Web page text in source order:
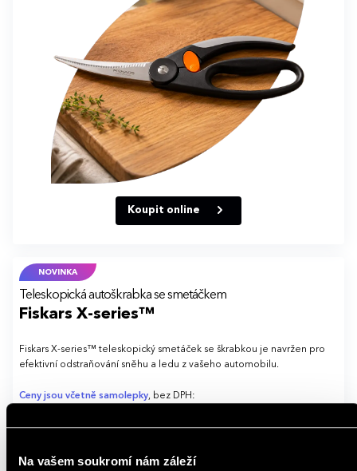
Na vašem soukromí nám záleží
Koupit online
NOVINKA
Teleskopická autoškrabka se smetáčkem
Fiskars X-series™
Fiskars X-series™ teleskopický smetáček se škrabkou je navržen pro
efektivní odstraňování sněhu a ledu z vašeho automobilu.
Ceny jsou včetně samolepky, bez DPH:
649,94 Kč 537,75 Kč 506,22 Kč